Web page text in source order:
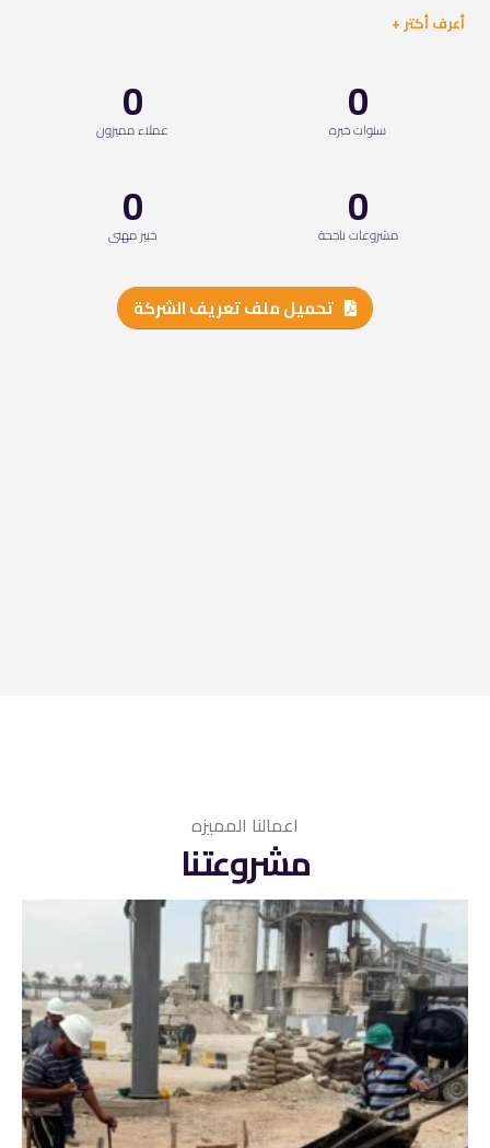
أعرف أكتر +
0
سنوات خبره 0
عملاء مميزون
0
مشروعات ناجحة 0
خبير مهنى
تحميل ملف تعريف الشركة
اعمالنا المميزه
مشروعتنا